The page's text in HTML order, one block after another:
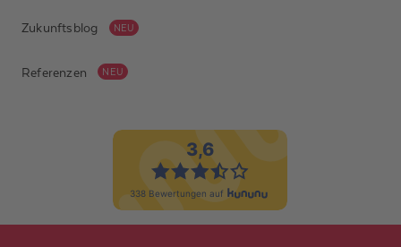
Zukunftsblog NEU
Referenzen NEU